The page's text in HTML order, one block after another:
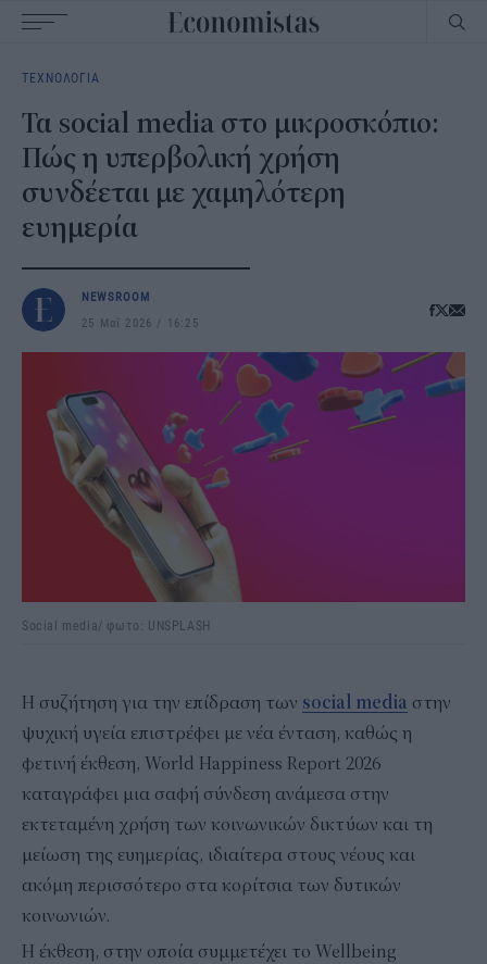
navigation
ΤΕΧΝΟΛΟΓΙΑ
Τα social media στο μικροσκόπιο:
Πώς η υπερβολική χρήση
συνδέεται με χαμηλότερη
ευημερία
NEWSROOM
25 Μαΐ 2026
16:25
Social media/ φωτο: UNSPLASH
Η συζήτηση για την επίδραση των social media στην
ψυχική υγεία επιστρέφει με νέα ένταση, καθώς η
φετινή έκθεση, World Happiness Report 2026
καταγράφει μια σαφή σύνδεση ανάμεσα στην
εκτεταμένη χρήση των κοινωνικών δικτύων και τη
μείωση της ευημερίας, ιδιαίτερα στους νέους και
ακόμη περισσότερο στα κορίτσια των δυτικών
κοινωνιών.
Η έκθεση, στην οποία συμμετέχει το Wellbeing